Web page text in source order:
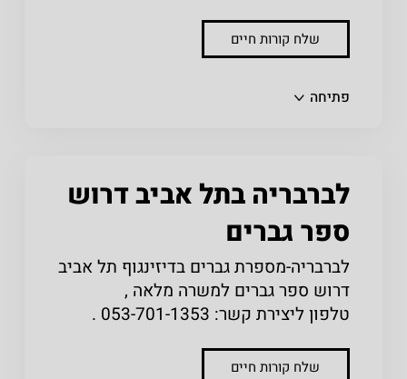
שלח קורות חיים
פתיחה
לברבריה בתל אביב דרוש
ספר גברים
לברבריה-מספרת גברים בדיזינגוף תל אביב
דרוש ספר גברים למשרה מלאה ,
טלפון ליצירת קשר: 053-701-1353 .
שלח קורות חיים